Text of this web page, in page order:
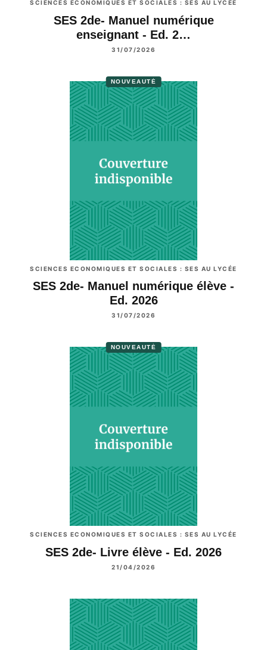
SCIENCES ECONOMIQUES ET SOCIALES : SES AU LYCÉE
SES 2de- Manuel numérique
enseignant - Ed. 2…
31/07/2026
NOUVEAUTÉ
SCIENCES ECONOMIQUES ET SOCIALES : SES AU LYCÉE
SES 2de- Manuel numérique élève -
Ed. 2026
31/07/2026
NOUVEAUTÉ
SCIENCES ECONOMIQUES ET SOCIALES : SES AU LYCÉE
SES 2de- Livre élève - Ed. 2026
21/04/2026